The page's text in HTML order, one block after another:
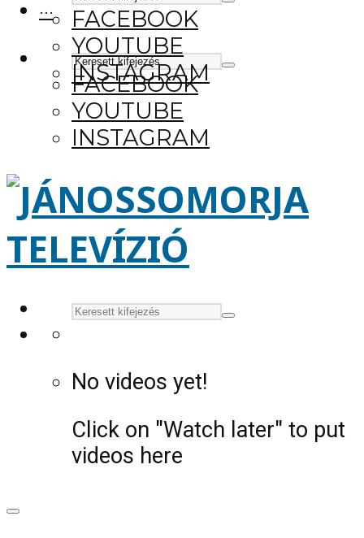
FACEBOOK
YOUTUBE
INSTAGRAM
···
FACEBOOK
YOUTUBE
INSTAGRAM
No videos yet!
Click on "Watch later" to put
videos here